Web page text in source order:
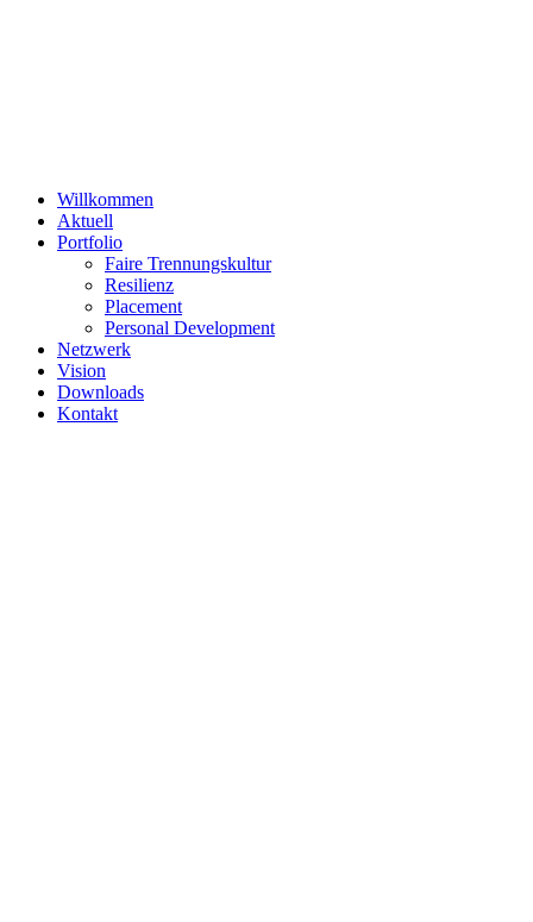
Willkommen
Aktuell
Portfolio
Faire Trennungskultur
Resilienz
Placement
Personal Development
Netzwerk
Vision
Downloads
Kontakt